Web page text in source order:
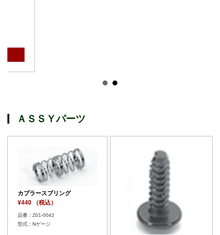
ＡＳＳＹパーツ
カプラースプリング
¥440 （税込）
品番：Z01-0042
型式：Nゲージ